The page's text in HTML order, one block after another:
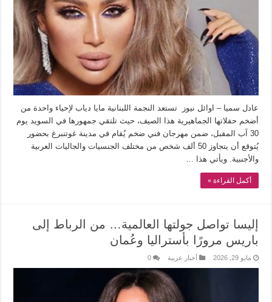
عادل سميا – اوائل نيوز تستعد النجمة اللبنانية مايا دياب لإحياء واحدة من
أضخم حفلاتها الجماهيرية هذا الصيف، حيث تلتقي جمهورها في السويد يوم
30 آب المقبل، ضمن مهرجان فني ضخم يُقام في مدينة غوتنبرغ بحضور
يُتوقع أن يتجاوز 50 ألف شخص من مختلف الجنسيات والجاليات العربية
والأجنبية. ويأتي هذا …
أكمل القراءة »
إليسا تواصل جولتها العالمية… من الرباط إلى
باريس مرورًا بأستراليا وعُمان
مايو 29, 2026 أخبار عربية 0